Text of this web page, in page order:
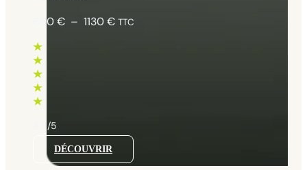
660€ – 1130€Plage
TTC
4.5/5
DÉCOUVRIR